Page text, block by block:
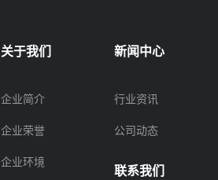
关于我们
企业简介
企业荣誉
企业环境
新闻中心
行业资讯
公司动态
联系我们